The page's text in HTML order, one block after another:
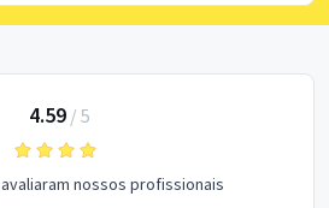
4.59/ 5
nossos profissionais